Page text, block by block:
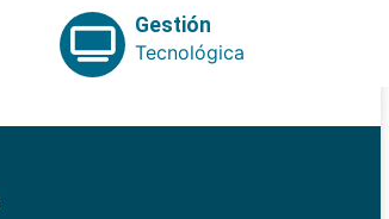
Gestión
Tecnológica